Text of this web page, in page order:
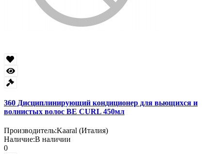
360 Дисциплинирующий кондиционер для вьющихся и
волнистых волос BE CURL 450мл
Производитель:Kaaral (Италия)
Наличие:В наличии
0